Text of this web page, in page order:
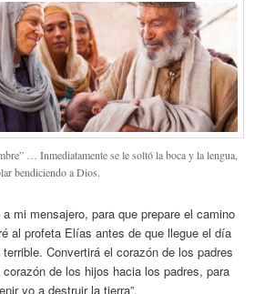
… Inmediatamente se le soltó la boca y la lengua,
bendiciendo a Dios.
mi mensajero, para que prepare el camino
al profeta Elías antes de que llegue el día
Convertirá el corazón de los padres
de los hijos hacia los padres, para
yo a destruir la tierra”.